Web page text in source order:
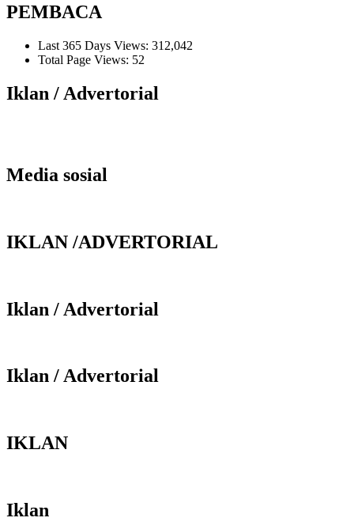
PEMBACA
Last 365 Days Views: 312,042
Total Page Views: 52
Iklan / Advertorial
Media sosial
IKLAN /ADVERTORIAL
Iklan / Advertorial
Iklan / Advertorial
IKLAN
Iklan